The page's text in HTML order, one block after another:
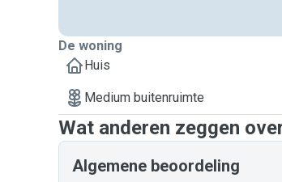
De woning
Huis
Medium buitenruimte
Wat anderen zeggen
Algemene beoordeling